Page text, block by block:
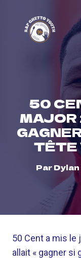
content
50
TÊTE
Par
50 Cent a mis le
allait « gagner si